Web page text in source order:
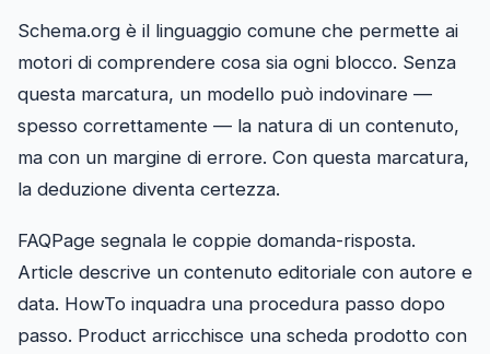
Schema.org è il linguaggio comune che permette ai
motori di comprendere cosa sia ogni blocco. Senza
questa marcatura, un modello può indovinare —
spesso correttamente — la natura di un contenuto,
ma con un margine di errore. Con questa marcatura,
la deduzione diventa certezza.
FAQPage segnala le coppie domanda-risposta.
Article descrive un contenuto editoriale con autore e
data. HowTo inquadra una procedura passo dopo
passo. Product arricchisce una scheda prodotto con